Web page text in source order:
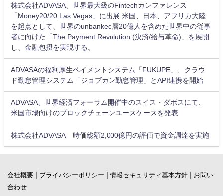
株式会社ADVASA、世界最大級のFintechカンファレンス
「Money20/20 Las Vegas」に出展 米国、日本、アフリカ大陸
を起点として、世界のunbanked層20億人を含めた世界中の従事
者に向けた「The Payment Revolution (決済/給与革命)」を展開
し、金融包摂を実現する。
ADVASAの福利厚生ペイメントシステム「FUKUPE」、クラウ
ド勤怠管理システム「ジョブカン勤怠管理」とAPI連携を開始
ADVASA、世界経済フォーラム開催中のスイス・ダボスにて、
米国市場向けのブロックチェーンユースケースを発表
株式会社ADVASA 時価総額2,000億円の評価で資金調達を実施
会社概要 プライバシーポリシー |情報セキュリティ基本方針
お問い
合わせ